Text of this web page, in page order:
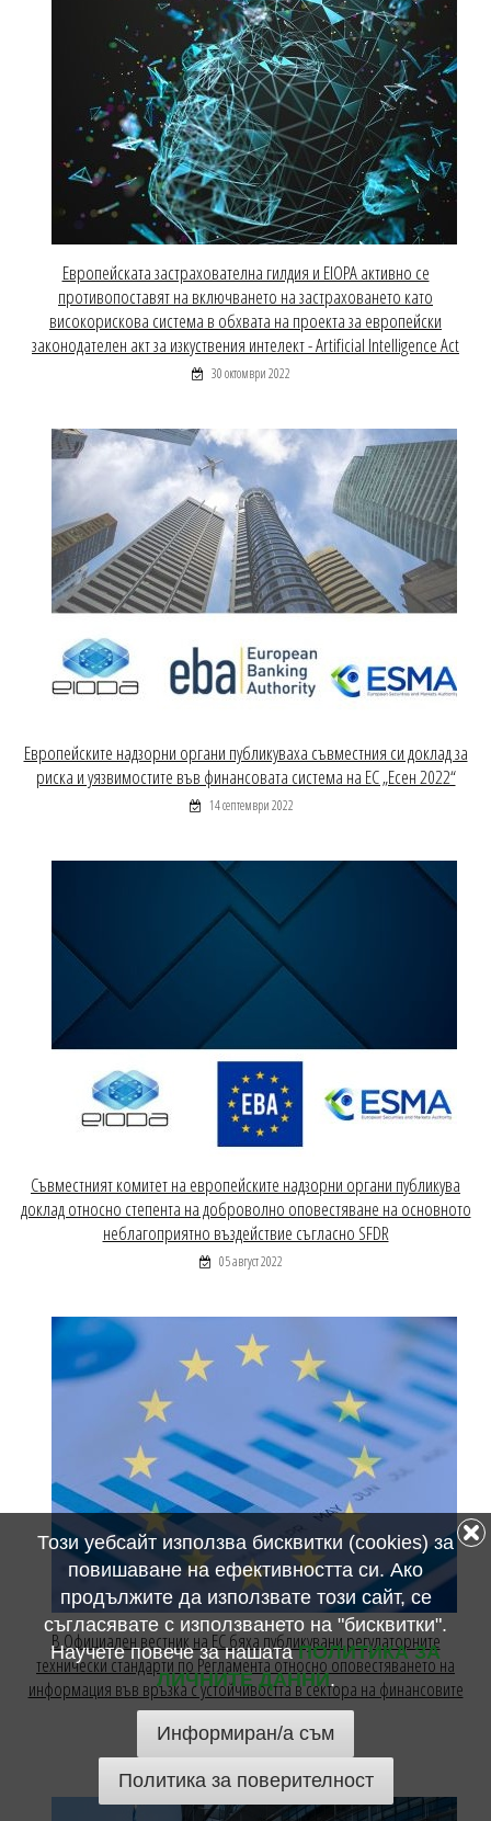
Европейската застрахователна гилдия и EIOPA активно се
противопоставят на включването на застраховането като
високорискова система в обхвата на проекта за европейски
законодателен акт за изкуствения интелект - Artificial Intelligence Act
30 октомври 2022
Европейските надзорни органи публикуваха съвместния си доклад за
риска и уязвимостите във финансовата система на ЕС „Есен 2022“
14 септември 2022
Съвместният комитет на европейските надзорни органи публикува
доклад относно степента на доброволно оповестяване на основното
неблагоприятно въздействие съгласно SFDR
05 август 2022
В Официален вестник на ЕС бяха публикувани регулаторните
технически стандарти по Регламента относно оповестяването на
информация във връзка с устойчивостта в сектора на финансовите
услуги
26 юли 2022
Този уебсайт използва бисквитки (cookies) за
повишаване на ефективността си. Ако
продължите да използвате този сайт, се
съгласявате с използването на "бисквитки".
Научете повече за нашатаПОЛИТИКА ЗА
ЛИЧНИТЕ ДАННИ.
Информиран/а съм
Политика за поверителност